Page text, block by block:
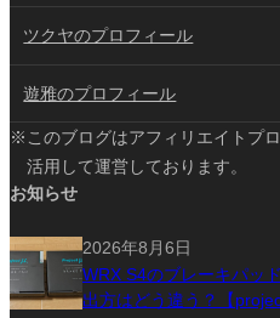
ツクヤのプロフィール
遊雅のプロフィール
※このブログはアフィリエイトプ
活用して運営しております。
お知らせ
2026年8月6日
WRX S4のブレーキパッ
出方はどう違う？【